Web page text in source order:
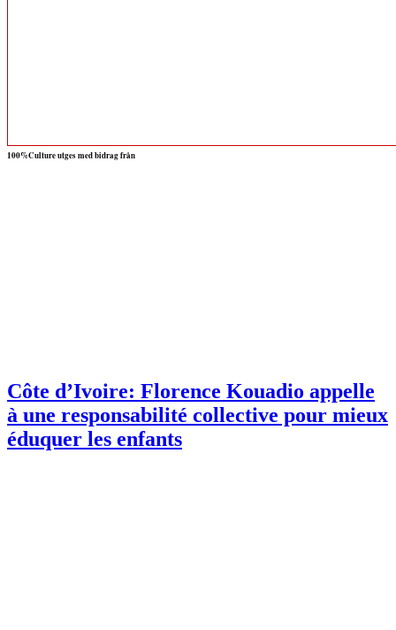
100%Culture utges med bidrag från
Côte d’Ivoire: Florence Kouadio appelle
à une responsabilité collective pour mieux
éduquer les enfants